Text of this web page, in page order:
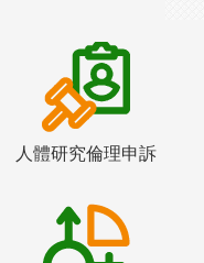
人體研究倫理申訴